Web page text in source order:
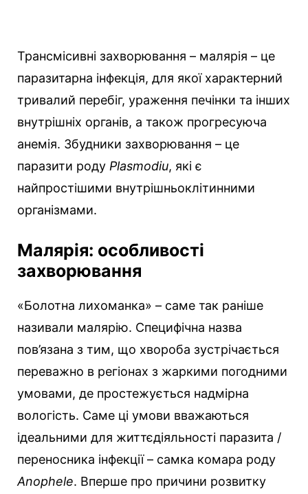
Трансмісивні захворювання – малярія – це
паразитарна інфекція, для якої характерний
тривалий перебіг, ураження печінки та інших
внутрішніх органів, а також прогресуюча
анемія. Збудники захворювання – це
паразити роду Plasmodiu, які є
найпростішими внутрішньоклітинними
організмами.
Малярія: особливості
захворювання
«Болотна лихоманка» – саме так раніше
називали малярію. Специфічна назва
пов’язана з тим, що хвороба зустрічається
переважно в регіонах з жаркими погодними
умовами, де простежується надмірна
вологість. Саме ці умови вважаються
ідеальними для життєдіяльності паразита /
переносника інфекції – самка комара роду
Anophele. Вперше про причини розвитку